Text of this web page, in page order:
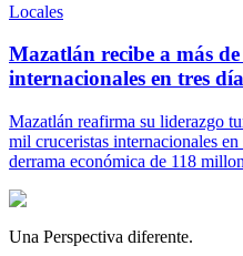
Locales
Mazatlán recibe a más
internacionales en tres
Mazatlán reafirma su liderazgo
mil cruceristas internacionales
derrama económica de 118
Una Perspectiva diferente.